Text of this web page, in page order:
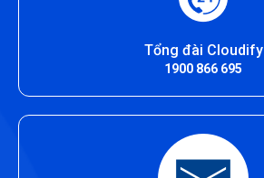
Tổng đài Cloudify
1900 866 695